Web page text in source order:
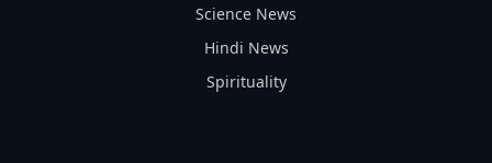
Science News
Hindi News
Spirituality